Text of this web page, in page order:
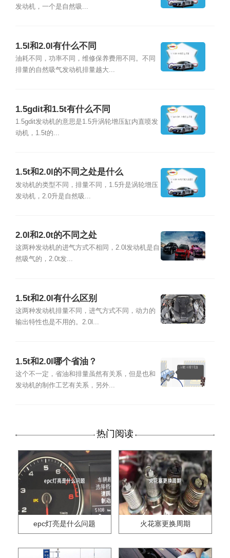
发动机，一个是自然吸...
1.5l和2.0l有什么不同
油耗不同，功率不同，维修保养费用不同。不同
排量的自然吸气发动机排量越大...
1.5gdit和1.5t有什么不同
1.5gdit发动机的意思是1.5升涡轮增压缸内直喷发
动机，1.5t的...
1.5t和2.0l的不同之处是什么
发动机的类型不同，排量不同，1.5升是涡轮增压
发动机，2.0升是自然吸...
2.0l和2.0t的不同之处
这两种发动机的进气方式不相同，2.0l发动机是自
然吸气的，2.0t发...
1.5t和2.0l有什么区别
这两种发动机排量不同，进气方式不同，动力的
输出特性也是不用的。2.0l...
1.5t和2.0l哪个省油？
这个不一定，省油和排量虽然有关系，但是也和
发动机的制作工艺有关系，另外...
热门阅读
epc灯亮是什么问题 火花塞更换周期